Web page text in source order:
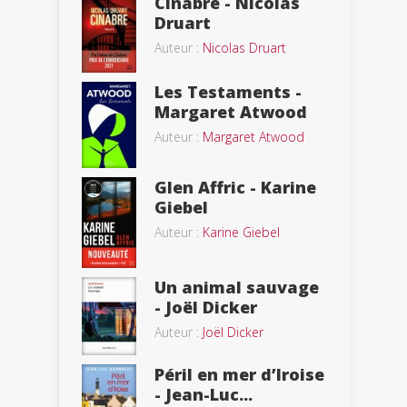
Druart
Auteur : Nicolas Druart
Les Testaments -
Margaret Atwood
Auteur : Margaret Atwood
Glen Affric - Karine
Giebel
Auteur : Karine Giebel
Un animal sauvage
- Joël Dicker
Auteur : Joël Dicker
Péril en mer d’Iroise
- Jean-Luc...